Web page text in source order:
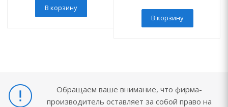
В корзину
В корзину
Обращаем ваше внимание, что фирма-
производитель оставляет за собой право на